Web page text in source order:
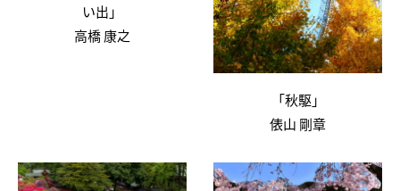
い出」
高橋 康之
「秋駆」
俵山 剛章